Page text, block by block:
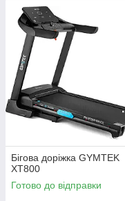
Бігова доріжка GYMTEK
XT800
Готово до відправки